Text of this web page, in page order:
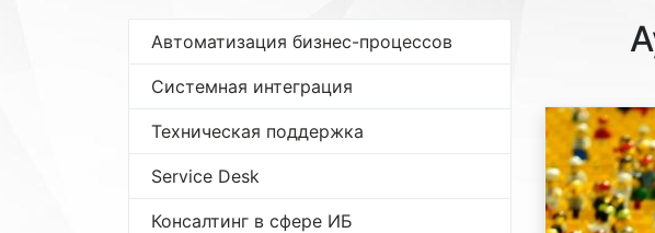
Автоматизация бизнес-процессов
Системная интеграция
Техническая поддержка
Service Desk
Консалтинг в сфере ИБ